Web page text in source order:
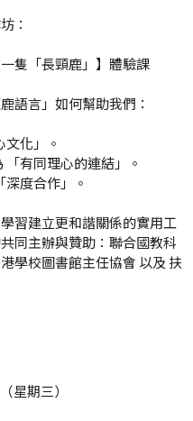
：
隻「長頸鹿」】體驗課
語言」如何幫助我們：
化」。
有同理心的連結」。
度合作」。
習建立更和諧關係的實用工
同主辦與贊助： 聯合國教科
學校圖書館主任協會 以及 扶
星期三）